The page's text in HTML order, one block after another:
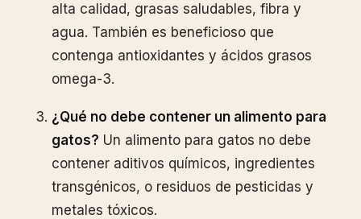
alta calidad, grasas saludables, fibra y
agua. También es beneficioso que
contenga antioxidantes y ácidos grasos
omega-3.
¿Qué no debe contener un alimento para
gatos? Un alimento para gatos no debe
contener aditivos químicos, ingredientes
transgénicos, o residuos de pesticidas y
metales tóxicos.